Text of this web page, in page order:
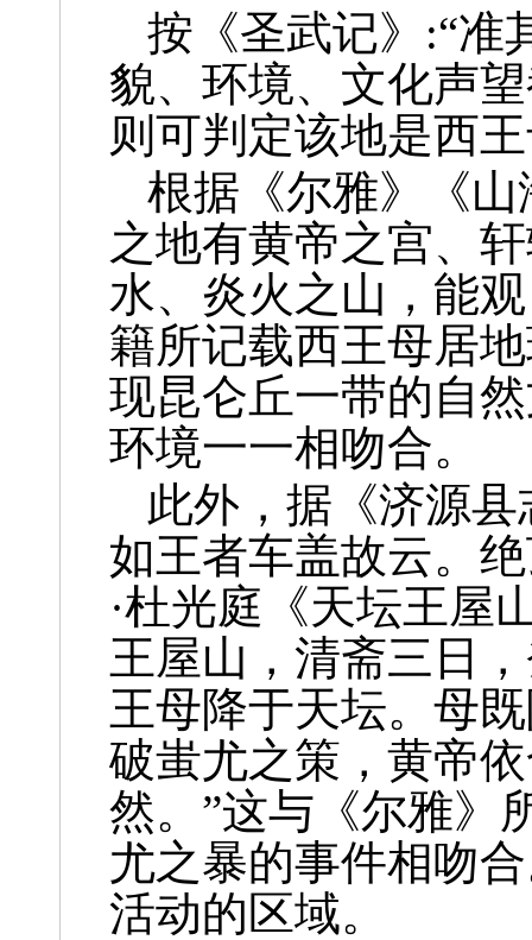
按《圣武记》:“准
貌、环境、文化声
则可判定该地是西
根据《尔雅》《
之地有黄帝之宫、
水、炎火之山，能
籍所记载西王母居
现昆仑丘一带的自
环境一一相吻合。
此外，据《济源
如王者车盖故云。
·杜光庭《天坛王屋
王屋山，清斋三日
王母降于天坛。母
破蚩尤之策，黄帝
然。”这与《尔雅》
尤之暴的事件相吻
活动的区域。